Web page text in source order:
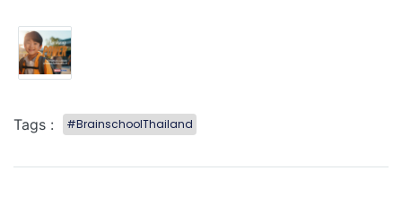
Tags : #BrainschoolThailand